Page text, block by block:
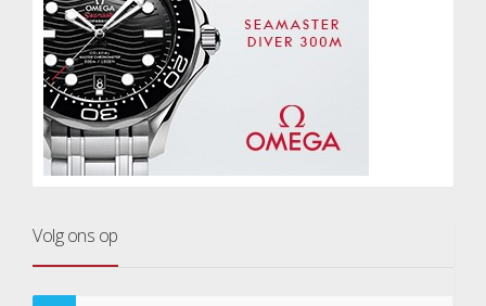
Volg ons op